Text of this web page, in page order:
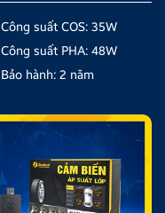
Công suất COS: 35W
Công suất PHA: 48W
Bảo hành: 2 năm